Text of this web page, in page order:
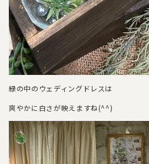
緑の中のウェディングドレスは
爽やかに白さが映えますね(^^)